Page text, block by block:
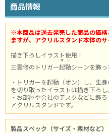
商品情報
※本商品は過去発売した商品の価
ますが、アクリルスタンド本体の
描き下ろしイラスト使用！
三雲修のトリガー起動
オン
シーンを飾っ
・トリガーを起動（オン）し、生
を切り取ったイラストは描き下ろし。
・お部屋や会社のデスクなどに飾
アクリルスタンドです。
製品スペック（サイズ・素材など）